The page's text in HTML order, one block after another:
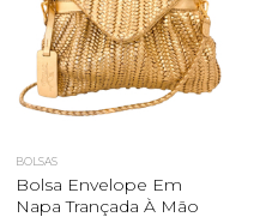
BOLSAS
Bolsa Envelope Em
Napa Trançada À Mão